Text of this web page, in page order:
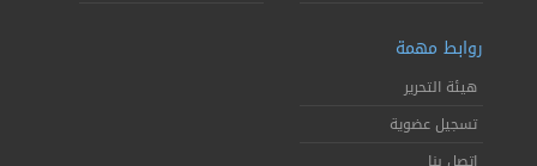
روابط مهمة
هيئة التحرير
تسجيل عضوية